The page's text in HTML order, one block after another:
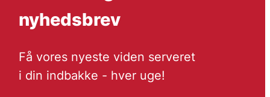
nyhedsbrev
Få vores nyeste viden serveret
i din indbakke - hver uge!